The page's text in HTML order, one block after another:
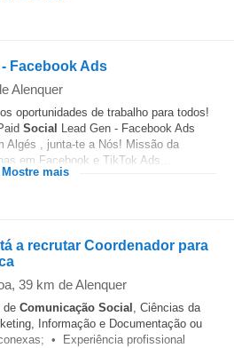
Facebook Ads
Alenquer
oportunidades de trabalho para todos!
Social Lead Gen - Facebook Ads
Algés , junta-te a Nós! Missão da
em Facebook e TikTok Ads...
Mostre mais
a recrutar Coordenador para
, 39 km de Alenquer
de Comunicação Social , Ciências da
Informação e Documentação ou
• Experiência profissional